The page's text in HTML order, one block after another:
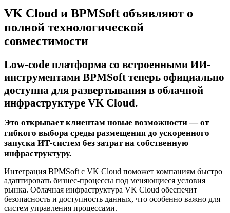
VK Cloud и BPMSoft объявляют о
полной технологической
совместимости
Low-code платформа со встроенными ИИ-
инструментами BPMSoft теперь официально
доступна для развертывания в облачной
инфраструктуре VK Cloud.
Это открывает клиентам новые возможности — от
гибкого выбора среды размещения до ускоренного
запуска ИТ-систем без затрат на собственную
инфраструктуру.
Интеграция BPMSoft с VK Cloud поможет компаниям быстро
адаптировать бизнес-процессы под меняющиеся условия
рынка. Облачная инфраструктура VK Cloud обеспечит
безопасность и доступность данных, что особенно важно для
систем управления процессами.